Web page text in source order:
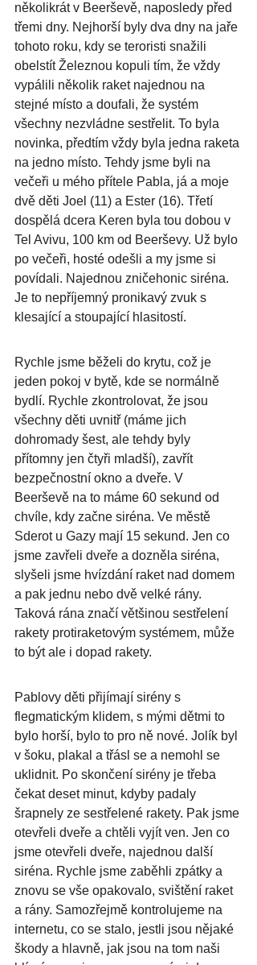
několikrát v Beerševě, naposledy před
třemi dny. Nejhorší byly dva dny na jaře
tohoto roku, kdy se teroristi snažili
obelstít Železnou kopuli tím, že vždy
vypálili několik raket najednou na
stejné místo a doufali, že systém
všechny nezvládne sestřelit. To byla
novinka, předtím vždy byla jedna raketa
na jedno místo. Tehdy jsme byli na
večeři u mého přítele Pabla, já a moje
dvě děti Joel (11) a Ester (16). Třetí
dospělá dcera Keren byla tou dobou v
Tel Avivu, 100 km od Beerševy. Už bylo
po večeři, hosté odešli a my jsme si
povídali. Najednou zničehonic siréna.
Je to nepříjemný pronikavý zvuk s
klesající a stoupající hlasitostí.
Rychle jsme běželi do krytu, což je
jeden pokoj v bytě, kde se normálně
bydlí. Rychle zkontrolovat, že jsou
všechny děti uvnitř (máme jich
dohromady šest, ale tehdy byly
přítomny jen čtyři mladší), zavřít
bezpečnostní okno a dveře. V
Beerševě na to máme 60 sekund od
chvíle, kdy začne siréna. Ve městě
Sderot u Gazy mají 15 sekund. Jen co
jsme zavřeli dveře a dozněla siréna,
slyšeli jsme hvízdání raket nad domem
a pak jednu nebo dvě velké rány.
Taková rána značí většinou sestřelení
rakety protiraketovým systémem, může
to být ale i dopad rakety.
Pablovy děti přijímají sirény s
flegmatickým klidem, s mými dětmi to
bylo horší, bylo to pro ně nové. Jolík byl
v šoku, plakal a třásl se a nemohl se
uklidnit. Po skončení sirény je třeba
čekat deset minut, kdyby padaly
šrapnely ze sestřelené rakety. Pak jsme
otevřeli dveře a chtěli vyjít ven. Jen co
jsme otevřeli dveře, najednou další
siréna. Rychle jsme zaběhli zpátky a
znovu se vše opakovalo, svištění raket
a rány. Samozřejmě kontrolujeme na
internetu, co se stalo, jestli jsou nějaké
škody a hlavně, jak jsou na tom naši